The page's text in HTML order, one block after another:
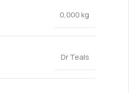
0,000 kg
Dr Teals